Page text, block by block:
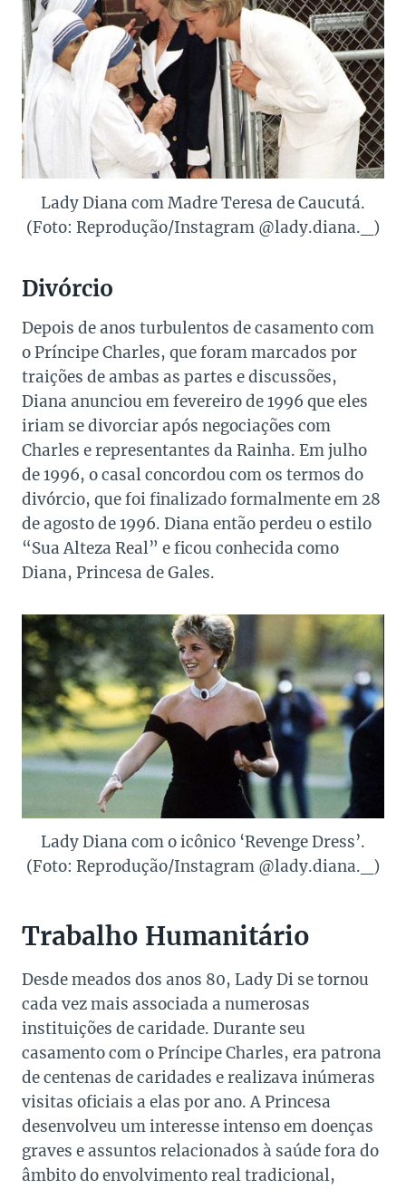
Lady Diana com Madre Teresa de Caucutá.
(Foto: Reprodução/Instagram @lady.diana._)
Divórcio
Depois de anos turbulentos de casamento com
o Príncipe Charles, que foram marcados por
traições de ambas as partes e discussões,
Diana anunciou em fevereiro de 1996 que eles
iriam se divorciar após negociações com
Charles e representantes da Rainha. Em julho
de 1996, o casal concordou com os termos do
divórcio, que foi finalizado formalmente em 28
de agosto de 1996. Diana então perdeu o estilo
“Sua Alteza Real” e ficou conhecida como
Diana, Princesa de Gales.
Lady Diana com o icônico ‘Revenge Dress’.
(Foto: Reprodução/Instagram @lady.diana._)
Trabalho Humanitário
Desde meados dos anos 80, Lady Di se tornou
cada vez mais associada a numerosas
instituições de caridade. Durante seu
casamento com o Príncipe Charles, era patrona
de centenas de caridades e realizava inúmeras
visitas oficiais a elas por ano. A Princesa
desenvolveu um interesse intenso em doenças
graves e assuntos relacionados à saúde fora do
âmbito do envolvimento real tradicional,